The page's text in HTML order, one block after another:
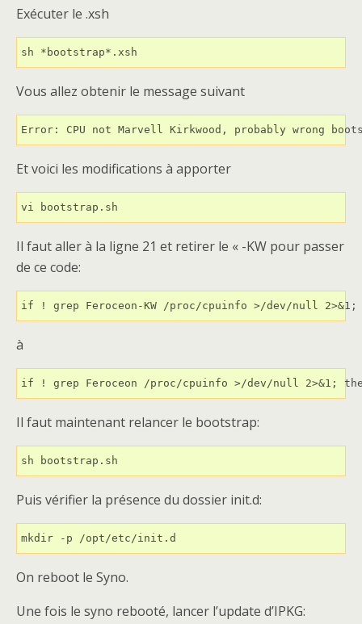
Exécuter le .xsh
sh *bootstrap*.xsh
Vous allez obtenir le message suivant
Error: CPU not Marvell Kirkwood, probably wrong
Et voici les modifications à apporter
vi bootstrap.sh
Il faut aller à la ligne 21 et retirer le « -KW pour passer
de ce code:
if ! grep Feroceon-KW /proc/cpuinfo >/dev/null 2>&1;
à
if ! grep Feroceon /proc/cpuinfo >/dev/null 2>&1;
Il faut maintenant relancer le bootstrap:
sh bootstrap.sh
Puis vérifier la présence du dossier init.d:
mkdir -p /opt/etc/init.d
On reboot le Syno.
Une fois le syno rebooté, lancer l’update d’IPKG: